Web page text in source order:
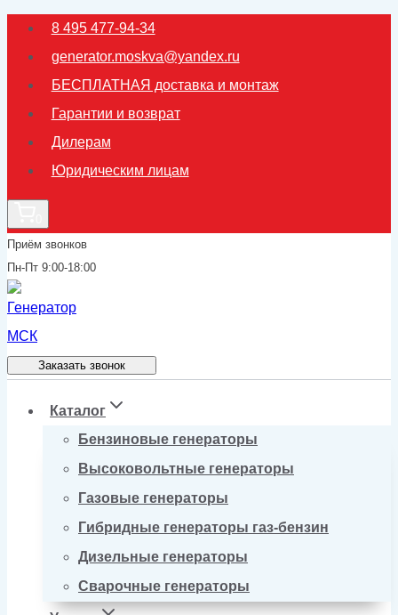
Перейти
содержимому
8 495 477-94-34
generator.moskva@yandex.ru
БЕСПЛАТНАЯ доставка и монтаж
Гарантии и возврат
Дилерам
Юридическим лицам
Приём звонков
Пн-Пт 9:00-18:00
Заказать звонок
Каталог
Бензиновые генераторы
Высоковольтные генераторы
Газовые генераторы
Гибридные генераторы газ-бензин
Дизельные генераторы
Сварочные генераторы